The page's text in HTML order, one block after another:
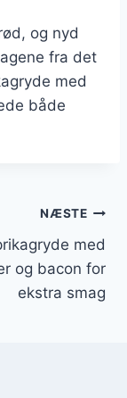
og nyd
fra det
med
både
NÆSTE
med
og bacon for
ekstra smag